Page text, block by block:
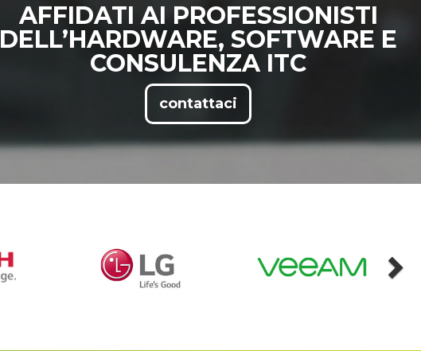
AFFIDATI AI PROFESSIONISTI
DELL’HARDWARE, SOFTWARE E
CONSULENZA ITC
contattaci